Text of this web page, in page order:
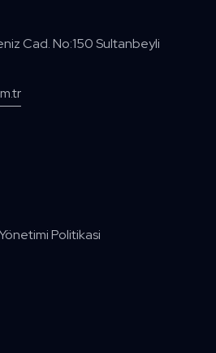
Cad. No:150 Sultanbeyli
Politikasi